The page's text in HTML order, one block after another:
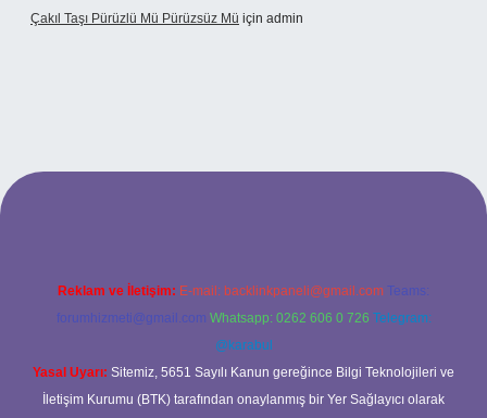
Çakıl Taşı Pürüzlü Mü Pürüzsüz Mü için admin
Reklam ve İletişim: E-mail: backlinkpaneli@gmail.com Teams:
forumhizmeti@gmail.com Whatsapp: 0262 606 0 726 Telegram:
@karabul
Yasal Uyarı: Sitemiz, 5651 Sayılı Kanun gereğince Bilgi Teknolojileri ve
İletişim Kurumu (BTK) tarafından onaylanmış bir Yer Sağlayıcı olarak